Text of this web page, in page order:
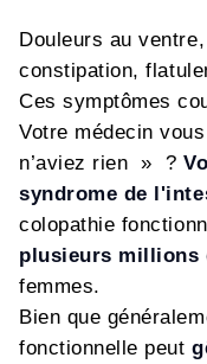
Douleurs au
constipation,
Ces symptômes
Votre médecin
n’aviez rien » ?
syndrome de
colopathie
plusieurs millions
femmes.
Bien que
fonctionnelle peut